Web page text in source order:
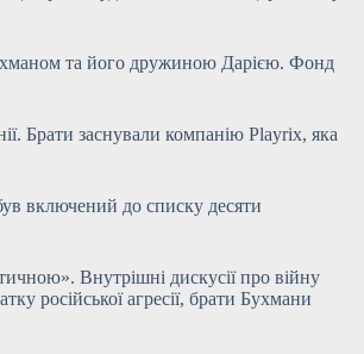
та його дружиною Дарією. Фонд
Брати заснували компанію Playrix, яка
включений до списку десяти
Внутрішні дискусії про війну
російської агресії, брати Бухмани